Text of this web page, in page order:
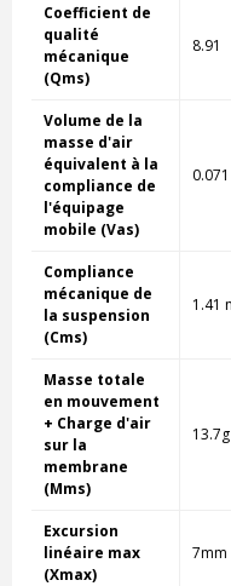
Coefficient de
qualité
mécanique
(Qms)
8.91
Volume de la
masse d'air
équivalent à la
compliance de
l'équipage
mobile (Vas)
Compliance
mécanique de
la suspension
(Cms)
1.41
Masse totale
en mouvement
+ Charge d'air
sur la
membrane
(Mms)
13.7g
Excursion
linéaire max
(Xmax)
7mm